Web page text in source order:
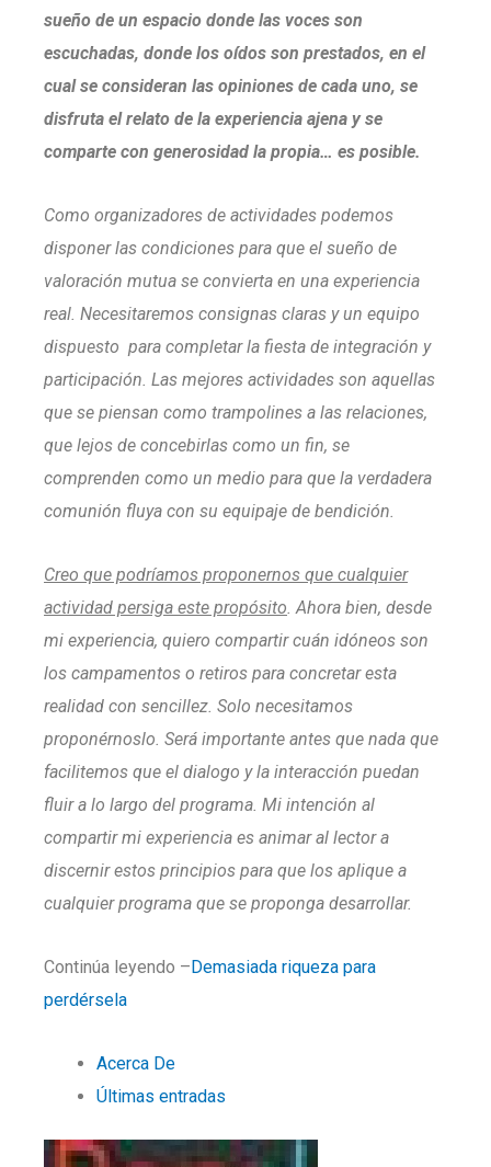
sueño de un espacio donde las voces son
escuchadas, donde los oídos son prestados, en el
cual se consideran las opiniones de cada uno, se
disfruta el relato de la experiencia ajena y se
comparte con generosidad la propia… es posible.
Como organizadores de actividades podemos
disponer las condiciones para que el sueño de
valoración mutua se convierta en una experiencia
real. Necesitaremos consignas claras y un equipo
dispuesto para completar la fiesta de integración y
participación. Las mejores actividades son aquellas
que se piensan como trampolines a las relaciones,
que lejos de concebirlas como un fin, se
comprenden como un medio para que la verdadera
comunión fluya con su equipaje de bendición.
Creo que podríamos proponernos que cualquier
actividad persiga este propósito. Ahora bien, desde
mi experiencia, quiero compartir cuán idóneos son
los campamentos o retiros para concretar esta
realidad con sencillez. Solo necesitamos
proponérnoslo. Será importante antes que nada que
facilitemos que el dialogo y la interacción puedan
fluir a lo largo del programa. Mi intención al
compartir mi experiencia es animar al lector a
discernir estos principios para que los aplique a
cualquier programa que se proponga desarrollar.
Continúa leyendo –Demasiada riqueza para
perdérsela
Acerca De
Últimas entradas